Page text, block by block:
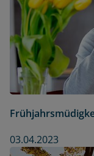
03.04.2023